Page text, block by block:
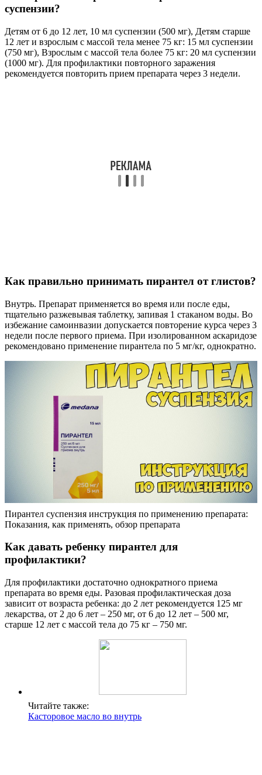
суспензии?
Детям от 6 до 12 лет, 10 мл суспензии (500 мг), Детям старше
12 лет и взрослым с массой тела менее 75 кг: 15 мл суспензии
(750 мг), Взрослым с массой тела более 75 кг: 20 мл суспензии
(1000 мг). Для профилактики повторного заражения
рекомендуется повторить прием препарата через 3 недели.
Как правильно принимать пирантел от глистов?
Внутрь. Препарат применяется во время или после еды,
тщательно разжевывая таблетку, запивая 1 стаканом воды. Во
избежание самоинвазии допускается повторение курса через 3
недели после первого приема. При изолированном аскаридозе
рекомендовано применение пирантела по 5 мг/кг, однократно.
Пирантел суспензия инструкция по применению препарата:
Показания, как применять, обзор препарата
Как давать ребенку пирантел для
профилактики?
Для профилактики достаточно однократного приема
препарата во время еды. Разовая профилактическая доза
зависит от возраста ребенка: до 2 лет рекомендуется 125 мг
лекарства, от 2 до 6 лет – 250 мг, от 6 до 12 лет – 500 мг,
старше 12 лет с массой тела до 75 кг – 750 мг.
Читайте также:
Касторовое масло во внутрь